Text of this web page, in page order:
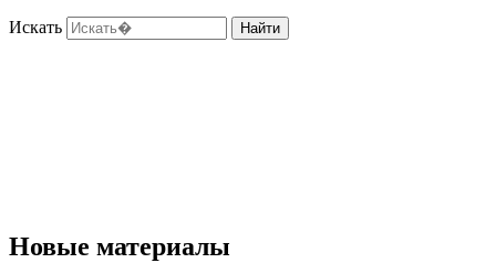
Искать Найти
Новые материалы